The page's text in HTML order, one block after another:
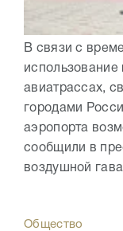
В связи с
использование
авиатрассах,
городами
аэропорта
сообщили в
воздушной
Общество